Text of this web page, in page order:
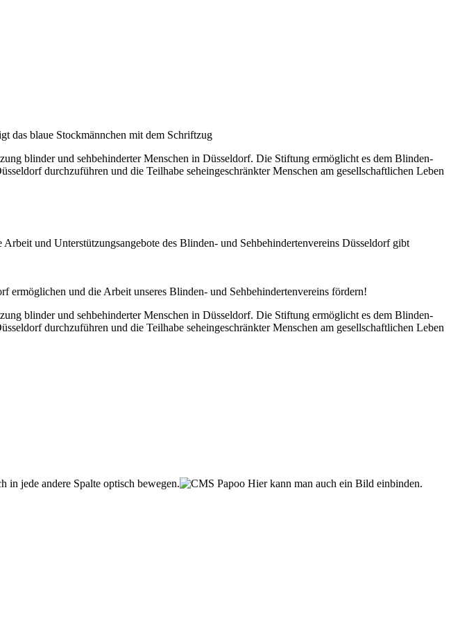
blinder und sehbehinderter Menschen in Düsseldorf. Die Stiftung ermöglicht es dem Blinden-
durchzuführen und die Teilhabe seheingeschränkter Menschen am gesellschaftlichen Leben
und Unterstützungsangebote des Blinden- und Sehbehindertenvereins Düsseldorf gibt
ermöglichen und die Arbeit unseres Blinden- und Sehbehindertenvereins fördern!
blinder und sehbehinderter Menschen in Düsseldorf. Die Stiftung ermöglicht es dem Blinden-
durchzuführen und die Teilhabe seheingeschränkter Menschen am gesellschaftlichen Leben
in jede andere Spalte optisch bewegen. Hier kann man auch ein Bild einbinden.